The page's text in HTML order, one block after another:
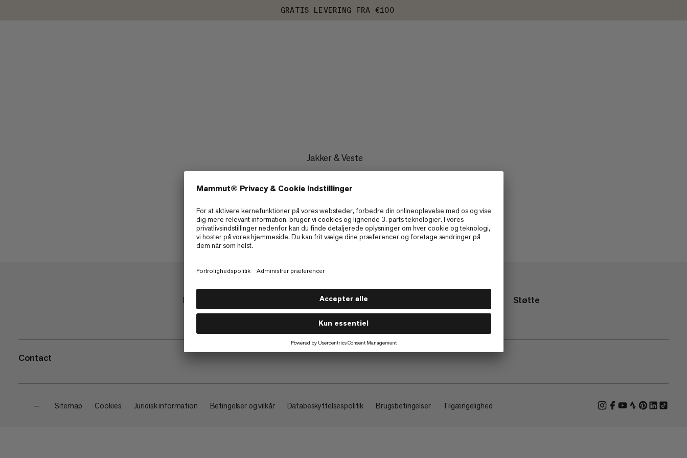
GRATIS LEVERING FRA €100
Jakker & Veste
Butik Om Støtte
Contact
— Sitemap Cookies Juridisk information Betingelser og vilkår Databeskyttelsespolitik Brugsbetingelser Tilgængelighed